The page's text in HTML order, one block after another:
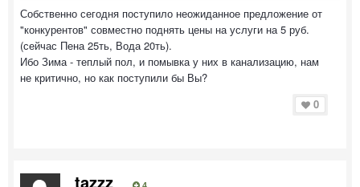
Собственно сегодня поступило неожиданное предложение от
"конкурентов" совместно поднять цены на услуги на 5 руб.
(сейчас Пена 25ть, Вода 20ть).
Ибо Зима - теплый пол, и помывка у них в канализацию, нам
не критично, но как поступили бы Вы?
0
tazzz